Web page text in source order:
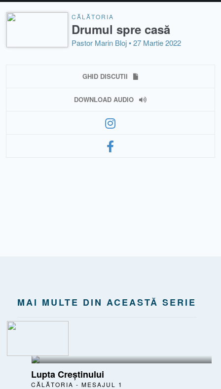
CĂLĂTORIA
Drumul spre casă
Pastor Marin Bloj •27 Martie 2022
GHID DISCUTII
DOWNLOAD AUDIO
MAI MULTE DIN ACEASTĂ SERIE
Lupta Creștinului
CĂLĂTORIA - MESAJUL 1